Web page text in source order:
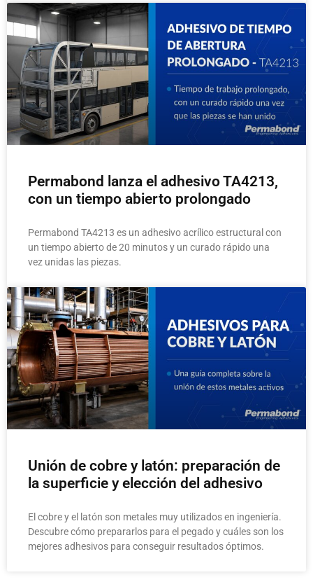
Permabond lanza el adhesivo TA4213,
con un tiempo abierto prolongado
Permabond TA4213 es un adhesivo acrílico estructural con
un tiempo abierto de 20 minutos y un curado rápido una
vez unidas las piezas.
Unión de cobre y latón: preparación de
la superficie y elección del adhesivo
El cobre y el latón son metales muy utilizados en ingeniería.
Descubre cómo prepararlos para el pegado y cuáles son los
mejores adhesivos para conseguir resultados óptimos.